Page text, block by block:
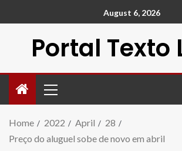
August 6, 2026
Portal Texto
Home 2022 April
28
Preço do aluguel sobe de novo em abril